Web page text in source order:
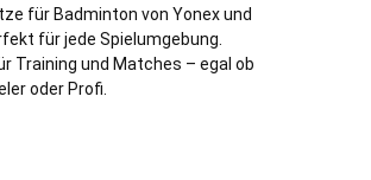
für Badminton von Yonex und
für jede Spielumgebung.
Training und Matches – egal ob
oder Profi.